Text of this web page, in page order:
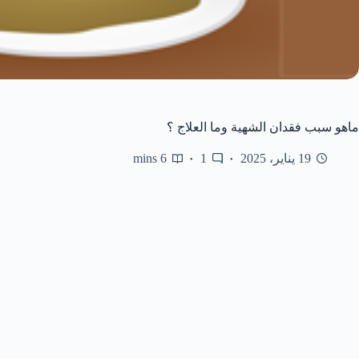
ماهو سبب فقدان الشهية وما العلاج ؟
19 يناير، 2025 1
6 mins